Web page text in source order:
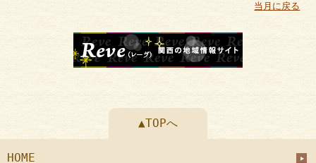
当月に戻る
▲TOPへ
HOME